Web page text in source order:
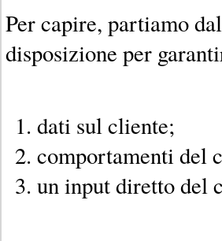
Per capire, partiamo
disposizione per
dati sul cliente;
comportamenti del
un input diretto del